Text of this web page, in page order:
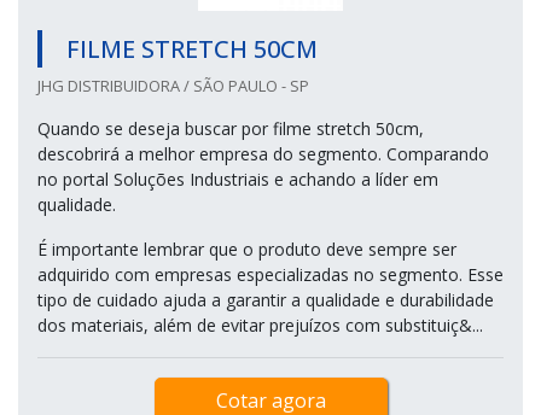
FILME STRETCH 50CM
JHG DISTRIBUIDORA / SÃO PAULO - SP
Quando se deseja buscar por filme stretch 50cm,
descobrirá a melhor empresa do segmento. Comparando
no portal Soluções Industriais e achando a líder em
qualidade.
É importante lembrar que o produto deve sempre ser
adquirido com empresas especializadas no segmento. Esse
tipo de cuidado ajuda a garantir a qualidade e durabilidade
dos materiais, além de evitar prejuízos com substituiç&...
Cotar agora